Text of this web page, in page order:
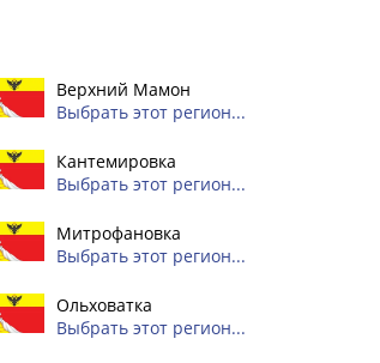
Верхний Мамон
Выбрать этот регион...
Кантемировка
Выбрать этот регион...
Митрофановка
Выбрать этот регион...
Ольховатка
Выбрать этот регион...